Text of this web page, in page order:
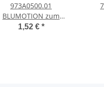
973A0500.01
BLUMOTION zum
Aufstecken, gerade
1,52 € *